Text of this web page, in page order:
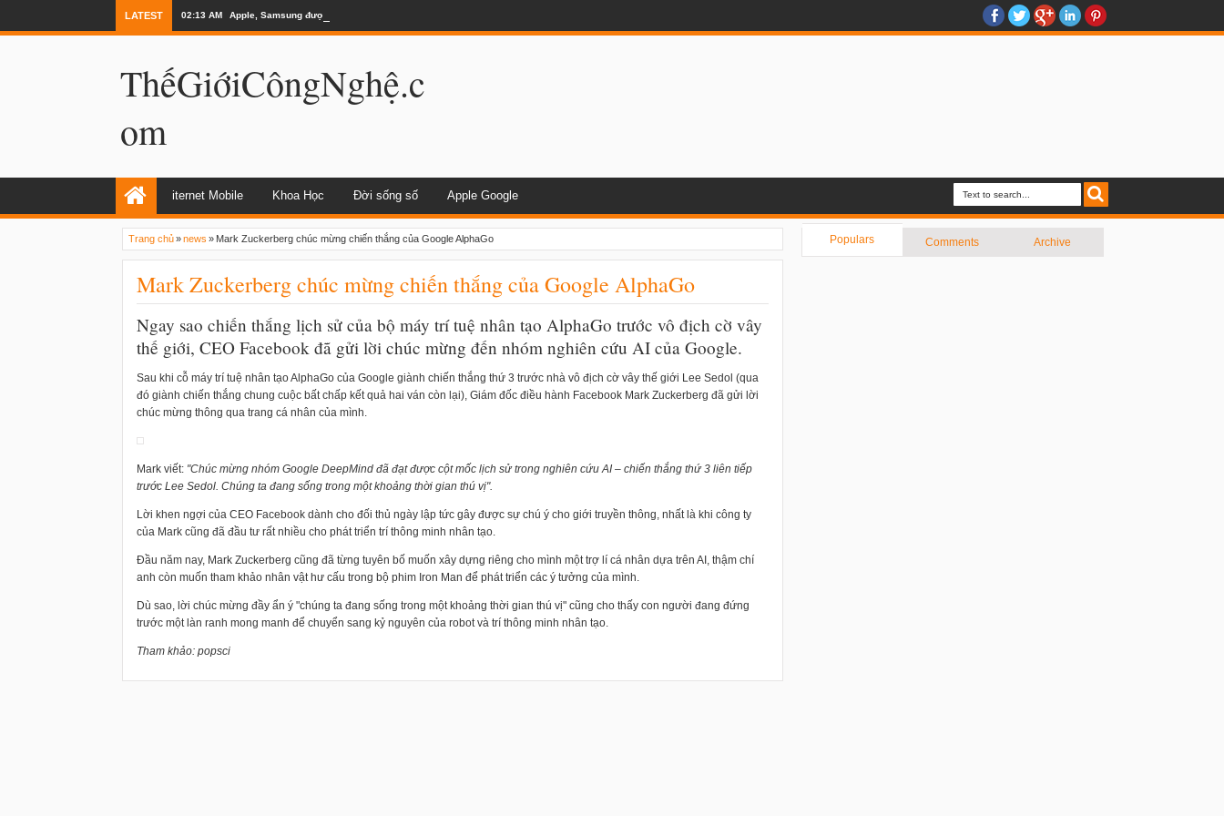
LATEST 02:13 AM Apple, Samsung được kêu gọi chặn ứng dụng khi lái xe
ThếGiớiCôngNghệ.c
om
iternet Mobile Khoa Học Đời sống số Apple Google
Populars Comments Archive
Trang chủ»news » Mark Zuckerberg chúc mừng chiến thắng của Google AlphaGo
Mark Zuckerberg chúc mừng chiến thắng của Google AlphaGo
Ngay sao chiến thắng lịch sử của bộ máy trí tuệ nhân tạo AlphaGo trước vô địch cờ vây
thế giới, CEO Facebook đã gửi lời chúc mừng đến nhóm nghiên cứu AI của Google.
Sau khi cỗ máy trí tuệ nhân tạo AlphaGo của Google giành chiến thắng thứ 3 trước nhà vô địch cờ vây thế giới Lee Sedol (qua
đó giành chiến thắng chung cuộc bất chấp kết quả hai ván còn lại), Giám đốc điều hành Facebook Mark Zuckerberg đã gửi lời
chúc mừng thông qua trang cá nhân của mình.
Mark viết: "Chúc mừng nhóm Google DeepMind đã đạt được cột mốc lịch sử trong nghiên cứu AI – chiến thắng thứ 3 liên tiếp
trước Lee Sedol. Chúng ta đang sống trong một khoảng thời gian thú vị".
Lời khen ngợi của CEO Facebook dành cho đối thủ ngày lập tức gây được sự chú ý cho giới truyền thông, nhất là khi công ty
của Mark cũng đã đầu tư rất nhiều cho phát triển trí thông minh nhân tạo.
Đầu năm nay, Mark Zuckerberg cũng đã từng tuyên bố muốn xây dựng riêng cho mình một trợ lí cá nhân dựa trên AI, thậm chí
anh còn muốn tham khảo nhân vật hư cấu trong bộ phim Iron Man để phát triển các ý tưởng của mình.
Dù sao, lời chúc mừng đầy ẩn ý "chúng ta đang sống trong một khoảng thời gian thú vị" cũng cho thấy con người đang đứng
trước một làn ranh mong manh để chuyển sang kỷ nguyên của robot và trí thông minh nhân tạo.
Tham khảo: popsci